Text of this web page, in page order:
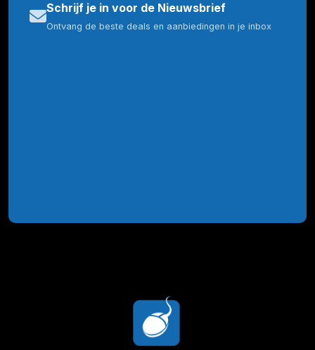
Schrijf je in voor de Nieuwsbrief
Ontvang de beste deals en aanbiedingen in je inbox